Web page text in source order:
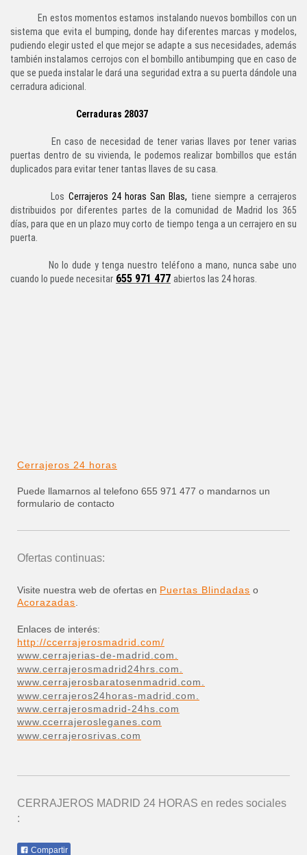
En estos momentos estamos instalando nuevos bombillos con un
sistema que evita el bumping, donde hay diferentes marcas y modelos,
pudiendo elegir usted el que mejor se adapte a sus necesidades, además
también instalamos cerrojos con el bombillo antibumping que en caso de
que se pueda instalar le dará una seguridad extra a su puerta dándole una
cerradura adicional.
Cerraduras 28037
En caso de necesidad de tener varias llaves por tener varias
puertas dentro de su vivienda, le podemos realizar bombillos que están
duplicados para evitar tener tantas llaves de su casa.
Los Cerrajeros 24 horas San Blas, tiene siempre a cerrajeros
distribuidos por diferentes partes de la comunidad de Madrid los 365
días, para que en un plazo muy corto de tiempo tenga a un cerrajero en su
puerta.
No lo dude y tenga nuestro teléfono a mano, nunca sabe uno
cuando lo puede necesitar 655 971 477 abiertos las 24 horas.
Cerrajeros 24 horas
Puede llamarnos al telefono 655 971 477 o mandarnos un
formulario de contacto
Ofertas continuas:
Visite nuestra web de ofertas en Puertas Blindadas o
Acorazadas
Enlaces de interés:
http://ccerrajerosmadrid.com/
www.cerrajerias-de-madrid.com.
www.cerrajerosmadrid24hrs.com.
www.cerrajerosbaratosenmadrid.com.
www.cerrajeros24horas-madrid.com.
www.cerrajerosmadrid-24hs.com
www.ccerrajerosleganes.com
www.cerrajerosrivas.com
CERRAJEROS MADRID 24 HORAS en redes sociales
:
Compartir